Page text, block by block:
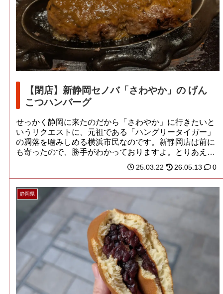
【閉店】新静岡セノバ「さわやか」の げん
こつハンバーグ
せっかく静岡に来たのだから「さわやか」に行きたいと
いうリクエストに、元祖である「ハングリータイガー」
の凋落を噛みしめる横浜市民なのです。新静岡店は前に
も寄ったので、勝手がわかっておりますよ。とりあえ
25.03.22 26.05.13 0
静岡県